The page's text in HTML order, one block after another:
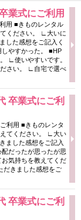
業式にご利用
■きものレンタル
ください。 ∟大いに
した感想をご記入く
やすかった。 ■HP
∟使いやすいです。
さい。 ∟自宅で選べ
卒業式にご利
用 ■きものレンタ
てください。 ∟大い
ました感想をご記入
だったが思ったが思
気持ちを教えてくだ
だきました感想をご
卒業式にご利